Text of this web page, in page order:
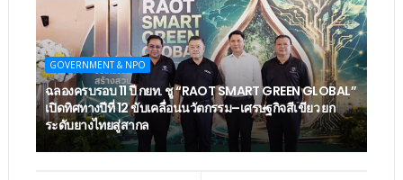
GOVERNMENT & NPO
ฉลองครบรอบ 11 ปี กยท. ชู “RAOT SMART GREEN GLOBAL”
เปิดทิศทางปีที่ 12 ขับเคลื่อนนวัตกรรม–เศรษฐกิจสีเขียว ยก
ระดับยางไทยสู่สากล